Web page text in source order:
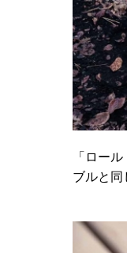
「ロー
ブルと